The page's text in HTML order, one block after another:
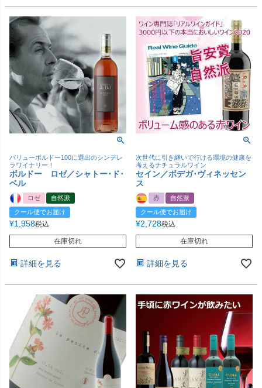
バリューボルドー100に選出のシンデレ
ラワイナリー！
ボルドー ロゼ／シャトー･ド･
ベル
ロゼ
自然派
クール便でお届け
¥1,958税込
在庫切れ
詳細を見る
次世代に引き継いで行ける環境の健康を
考えるナチュラルワイン
セイン／ボデガ･ヴィネッセン
ス
赤
自然派
クール便でお届け
¥2,728税込
在庫切れ
詳細を見る